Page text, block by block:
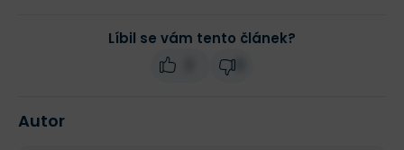
Líbil se vám tento článek?
Autor